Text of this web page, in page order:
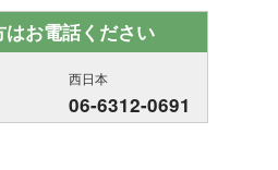
はお電話ください
西日本
06-6312-0691